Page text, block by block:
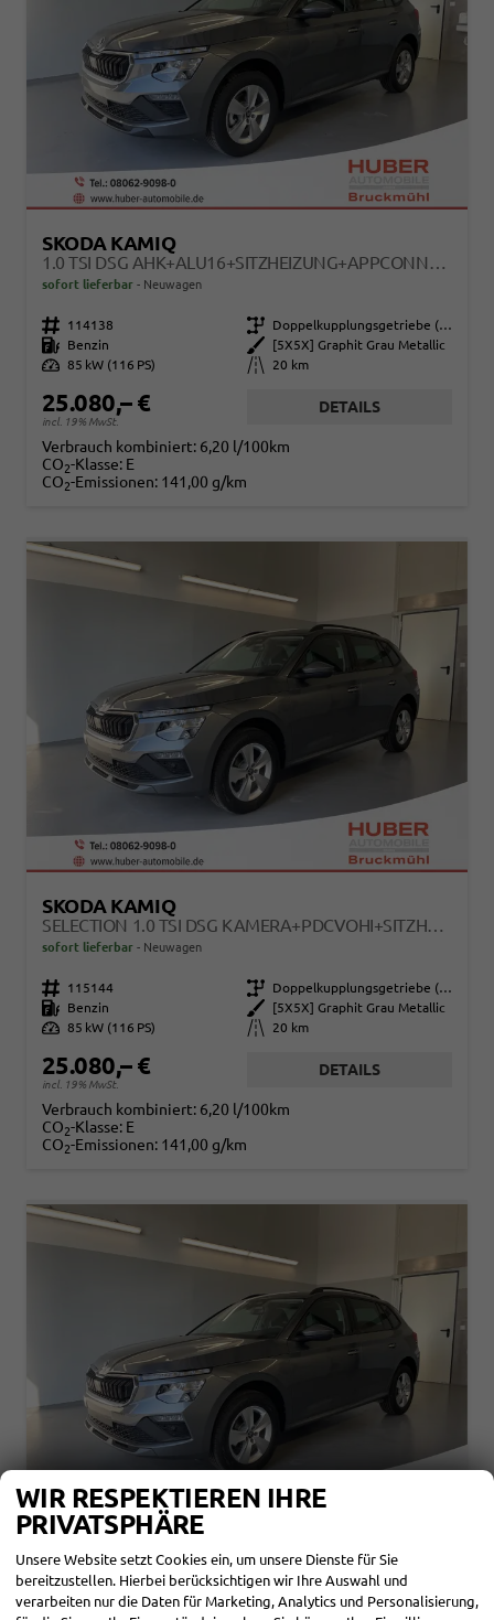
SKODA KAMIQ
1.0 TSI DSG AHK+ALU16+SITZHEIZUNG+APPCONNECT+GV5+LED+NEBEL+KLIMA
sofort lieferbar Neuwagen
Fahrzeugnr. 114138 Getriebe
Doppelkupplungsgetriebe (DSG)
Kraftstoff
Benzin Außenfarbe
[5X5X] Graphit Grau Metallic
Leistung 85 kW (116 PS) Kilometerstand 20 km
25.080,– €
incl. 19% MwSt.
DETAILS
Verbrauch kombiniert: 6,20 l/100km
CO2-Klasse: E
CO2-Emissionen: 141,00 g/km
SKODA KAMIQ
SELECTION 1.0 TSI DSG KAMERA+PDCVOHI+SITZHEIZUNG+APPCONNECT+SUNSET+ALU16
sofort lieferbar Neuwagen
Fahrzeugnr. 115144 Getriebe
Doppelkupplungsgetriebe (DSG)
Kraftstoff
Benzin Außenfarbe
[5X5X] Graphit Grau Metallic
Leistung 85 kW (116 PS) Kilometerstand 20 km
25.080,– €
incl. 19% MwSt.
DETAILS
Verbrauch kombiniert: 6,20 l/100km
CO2-Klasse: E
CO2-Emissionen: 141,00 g/km
SKODA KAMIQ
sofort lieferbar Neuwagen
WIR RESPEKTIEREN IHRE
PRIVATSPHÄRE
Unsere Website setzt Cookies ein, um unsere Dienste für Sie
bereitzustellen. Hierbei berücksichtigen wir Ihre Auswahl und
verarbeiten nur die Daten für Marketing, Analytics und Personalisierung,